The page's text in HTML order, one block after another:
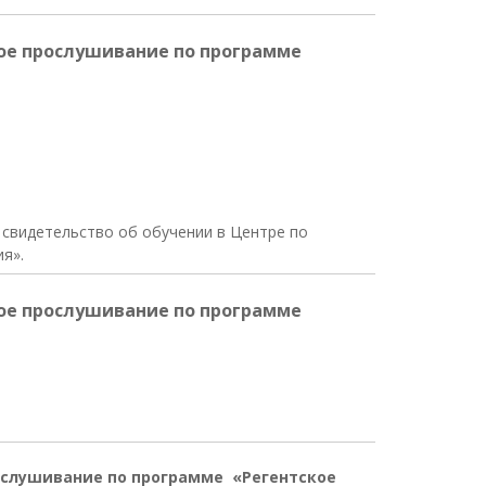
прослушивание по программе
об обучении в Центре по
прослушивание по программе
по программе «Регентское